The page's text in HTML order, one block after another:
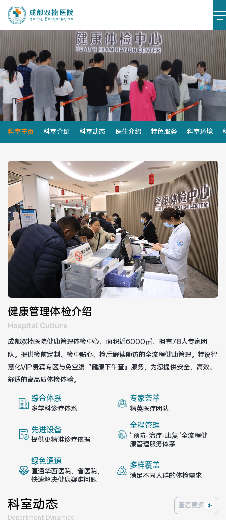
医院简介 医院文化
设施设备 环境照片
大事记
党建阵地 党建动态
榜样力量 学习资料
健康管理体检 手术科室
非手术科室 其他科室
专家团队
专家坐诊 咨询挂号
门诊就诊指南 特色诊疗
医院布局 医保服务
特殊人群服务
科室主页 科室介绍 科室动态 医生介绍 特色服务 科室环境
健康管理体检介绍
Hospital Culture
成都双楠医院健康管理体检中心，面积近6000㎡，拥有78人专家团
队。提供检前定制、检中贴心、检后解读随访的全流程健康管理。特设智
慧化VIP贵宾专区与免空腹『健康下午查』服务，为您提供安全、高效、
舒适的高品质体检体验。
综合体系
多学科诊疗体系
专家荟萃
精英医疗团队
先进设备
提供更精准诊疗依据
全程管理
“预防-治疗-康复”全流程健
康管理服务体系
绿色通道
直通华西医院、省医院，
快速解决健康疑难问题
多样覆盖
满足不同人群的体检需求
科室动态
Department Dynamics
查看更多